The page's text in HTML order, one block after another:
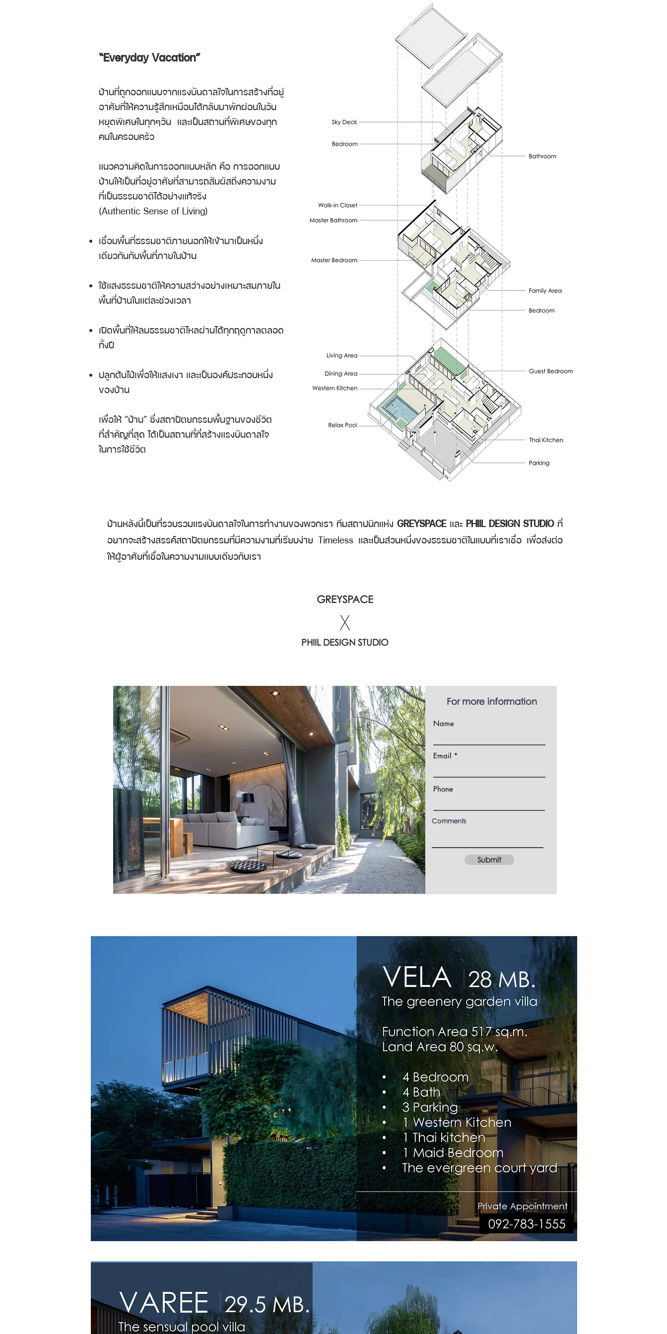
“Everyday Vacation”
บ้านที่ถูกออกแบบจากแรงบันดาลใจในการสร้างที่อยู่
อาศัยที่ให้ความรู้สึกเหมือนได้กลับมาพักผ่อนในวัน
หยุดพิเศษในทุกๆวัน และเป็นสถานที่พิเศษของทุก
คนในครอบครัว
แนวความคิดในการออกแบบหลัก คือ การออกแบบ
บ้านให้เป็นที่อยู่อาศัยที่สามารถสัมผัสถึงความงาม
ที่เป็นธรรมชาติได้อย่างแท้จริง
(Authentic Sense of Living)
เชื่อมพื้นที่ธรรมชาติภายนอกให้เข้ามาเป็นหนึ่ง
เดียวกันกับพื้นที่ภายในบ้าน
ใช้แสงธรรมชาติให้ความสว่างอย่างเหมาะสมภายใน
พื้นที่บ้านในแต่ละช่วงเวลา
เปิดพื้นที่ให้ลมธรรมชาติไหลผ่านได้ทุกฤดูกาลตลอด
ทั้งปี
ปลูกต้นไม้เพื่อให้แสงเงา และเป็นองค์ประกอบหนึ่ง
ของบ้าน
เพื่อให้ ”บ้าน” ซึ่งสถาปัตยกรรมพื้นฐานของชีวิต
ที่สำคัญที่สุด ได้เป็นสถานที่ที่สร้างแรงบันดาลใจ
ในการใช้ชีวิต
บ้านหลังนี้เป็นที่รวบรวมแรงบันดาลใจในการทำงานของพวกเรา ทีมสถาปนิกแห่ง GREYSPACEและ PHIIL DESIGN STUDIOที่
อยากจะสร้างสรรค์สถาปัตยกรรมที่มีความงามที่เรียบง่าย Timeless และเป็นส่วนหนึ่งของธรรมชาติในแบบที่เราเชื่อ เพื่อส่งต่อ
ให้ผู้อาศัยที่เชื่อในความงามแบบเดียวกับเรา
GREYSPACE
X
PHIIL DESIGN STUDIO
For more information
Name
Email
Phone
Comments
Submit
28 MB.
29.5 MB.
092-783-1555